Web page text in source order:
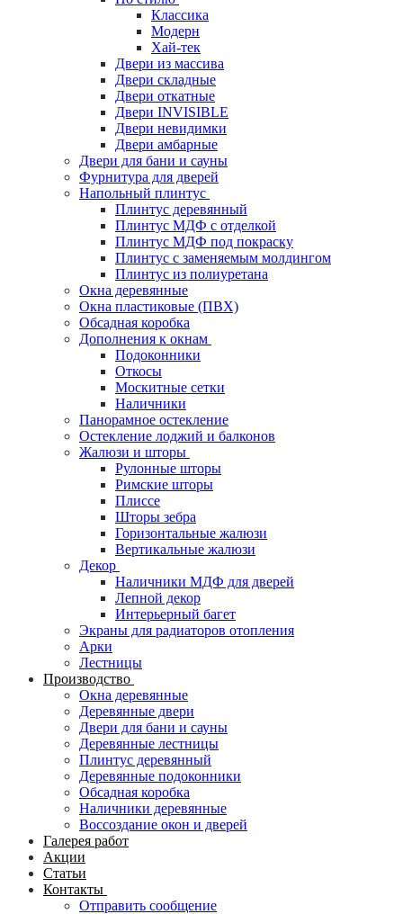
Классика
Модерн
Хай-тек
Двери из массива
Двери складные
Двери откатные
Двери INVISIBLE
Двери невидимки
Двери амбарные
Двери для бани и сауны
Фурнитура для дверей
Напольный плинтус
Плинтус деревянный
Плинтус МДФ с отделкой
Плинтус МДФ под покраску
Плинтус с заменяемым молдингом
Плинтус из полиуретана
Окна деревянные
Окна пластиковые (ПВХ)
Обсадная коробка
Дополнения к окнам
Подоконники
Откосы
Москитные сетки
Наличники
Панорамное остекление
Остекление лоджий и балконов
Жалюзи и шторы
Рулонные шторы
Римские шторы
Плиссе
Шторы зебра
Горизонтальные жалюзи
Вертикальные жалюзи
Декор
Наличники МДФ для дверей
Лепной декор
Интерьерный багет
Экраны для радиаторов отопления
Арки
Лестницы
Производство
Окна деревянные
Деревянные двери
Двери для бани и сауны
Деревянные лестницы
Плинтус деревянный
Деревянные подоконники
Обсадная коробка
Наличники деревянные
Воссоздание окон и дверей
Галерея работ
Акции
Статьи
Контакты
Отправить сообщение